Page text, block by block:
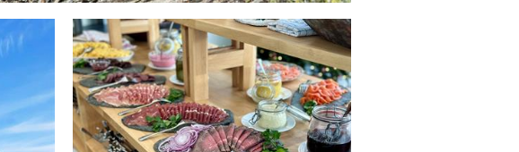
hatt eksportindustri. For vikingane var brynestein
fortel frå slaget ved Fimreite. Sjå
museum Eidsborg og vandre opp i brota.